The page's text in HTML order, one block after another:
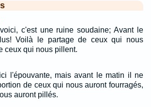
c'est une ruine soudaine; Avant le
Voilà le partage de ceux qui nous
ceux qui nous pillent.
l'épouvante, mais avant le matin il ne
de ceux qui nous auront fourragés,
auront pillés.